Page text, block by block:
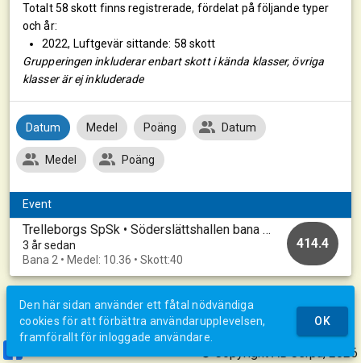
Totalt 58 skott finns registrerade, fördelat på följande typer
och år:
2022, Luftgevär sittande: 58 skott
Grupperingen inkluderar enbart skott i kända klasser, övriga
klasser är ej inkluderade
Datum Medel Poäng Datum
Medel Poäng
Event
Trelleborgs SpSk • Söderslättshallen bana 1-10 • Söderslättssmällen 2022
3 år sedan
Bana 2 • Medel: 10.36 • Skott:40
414.4
© Copyright AB Jerpa, 2026
Den här sidan använder ett fåtal nödvändiga
cookies för att förbättra användarupplevelsen,
framförallt för inloggade användare.
OK